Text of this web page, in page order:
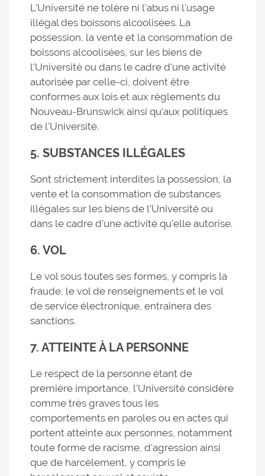
L'Université ne tolère ni l'abus ni l'usage
illégal des boissons alcoolisées. La
possession, la vente et la consommation de
boissons alcoolisées, sur les biens de
l'Université ou dans le cadre d'une activité
autorisée par celle-ci, doivent être
conformes aux lois et aux règlements du
Nouveau-Brunswick ainsi qu'aux politiques
de l'Université.
5. SUBSTANCES ILLÉGALES
Sont strictement interdites la possession, la
vente et la consommation de substances
illégales sur les biens de l'Université ou
dans le cadre d'une activité qu'elle autorise.
6. VOL
Le vol sous toutes ses formes, y compris la
fraude, le vol de renseignements et le vol
de service électronique, entraînera des
sanctions.
7. ATTEINTE À LA PERSONNE
Le respect de la personne étant de
première importance, l'Université considère
comme très graves tous les
comportements en paroles ou en actes qui
portent atteinte aux personnes, notamment
toute forme de racisme, d'agression ainsi
que de harcèlement, y compris le